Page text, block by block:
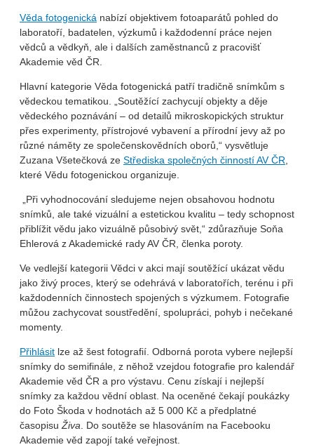
Věda fotogenická nabízí objektivem fotoaparátů pohled do
laboratoří, badatelen, výzkumů i každodenní práce nejen
vědců a vědkyň, ale i dalších zaměstnanců z pracovišť
Akademie věd ČR.
Hlavní kategorie Věda fotogenická patří tradičně snímkům s
vědeckou tematikou. „Soutěžící zachycují objekty a děje
vědeckého poznávání – od detailů mikroskopických struktur
přes experimenty, přístrojové vybavení a přírodní jevy až po
různé náměty ze společenskovědních oborů,“ vysvětluje
Zuzana Všetečková ze Střediska společných činností AV ČR,
které Vědu fotogenickou organizuje.
„Při vyhodnocování sledujeme nejen obsahovou hodnotu
snímků, ale také vizuální a estetickou kvalitu – tedy schopnost
přiblížit vědu jako vizuálně působivý svět,“ zdůrazňuje Soňa
Ehlerová z Akademické rady AV ČR, členka poroty.
Ve vedlejší kategorii Vědci v akci mají soutěžící ukázat vědu
jako živý proces, který se odehrává v laboratořích, terénu i při
každodenních činnostech spojených s výzkumem. Fotografie
můžou zachycovat soustředění, spolupráci, pohyb i nečekané
momenty.
Přihlásit lze až šest fotografií. Odborná porota vybere nejlepší
snímky do semifinále, z něhož vzejdou fotografie pro kalendář
Akademie věd ČR a pro výstavu. Cenu získají i nejlepší
snímky za každou vědní oblast. Na oceněné čekají poukázky
do Foto Škoda v hodnotách až 5 000 Kč a předplatné
časopisuŽiva. Do soutěže se hlasováním na Facebooku
Akademie věd zapojí také veřejnost.